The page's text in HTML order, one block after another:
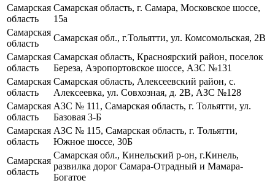
Самарская
область
Самарская область, г. Самара, Московское шоссе,
15а
Самарская
область
Самарская обл., г.Тольятти, ул. Комсомольская, 2В
Самарская
область
Самарская область, Красноярский район, поселок
Береза, Аэропортовское шоссе, АЗС №131
Самарская
область
Самарская область, Алексеевский район, с.
Алексеевка, ул. Совхозная, д. 2В, АЗС №128
Самарская
область
АЗС № 111, Самарская область, г. Тольятти, ул.
Базовая 3-Б
Самарская
область
АЗС № 115, Самарская область, г. Тольятти,
Южное шоссе, 30Б
Самарская
область
Самарская обл., Кинельский р-он, г.Кинель,
развилка дорог Самара-Отрадный и Мамара-
Богатое